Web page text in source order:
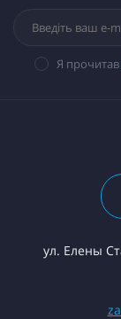
Я прочитав
ул. Елены